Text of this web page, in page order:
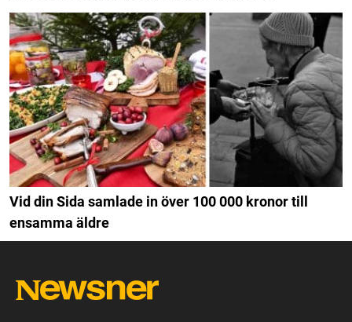
Vid din Sida samlade in över 100 000 kronor till
ensamma äldre